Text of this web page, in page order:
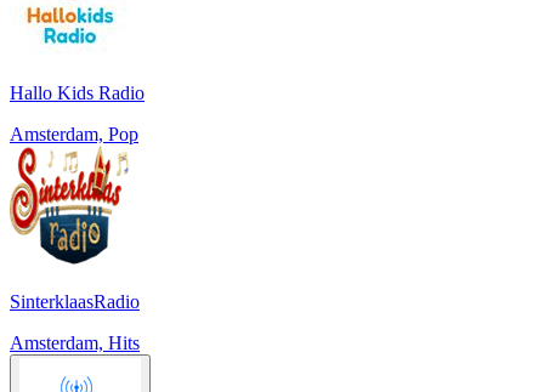
Hallo Kids Radio
Amsterdam, Pop
SinterklaasRadio
Amsterdam, Hits